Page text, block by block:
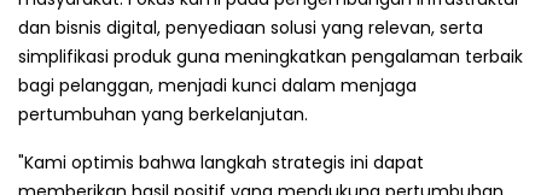
dan bisnis digital, penyediaan solusi yang relevan, serta
simplifikasi produk guna meningkatkan pengalaman terbaik
bagi pelanggan, menjadi kunci dalam menjaga
pertumbuhan yang berkelanjutan.
"Kami optimis bahwa langkah strategis ini dapat